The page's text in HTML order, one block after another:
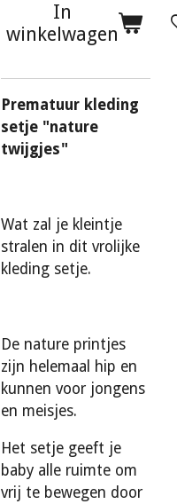
In
winkelwagen
Prematuur kleding
setje "nature
twijgjes"
Wat zal je kleintje
stralen in dit vrolijke
kleding setje.
De nature printjes
zijn helemaal hip en
kunnen voor jongens
en meisjes.
Het setje geeft je
baby alle ruimte om
vrij te bewegen door